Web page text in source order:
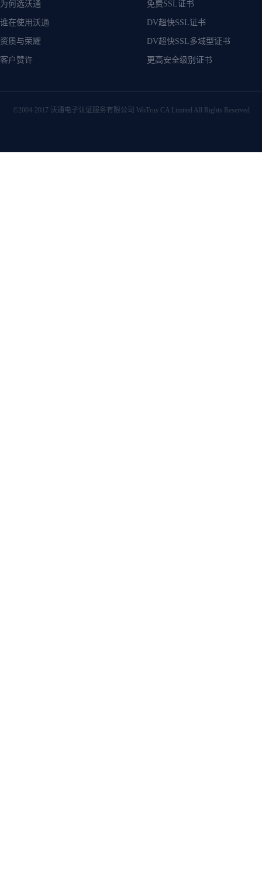
为何选沃通
谁在使用沃通
资质与荣耀
客户赞许
免费SSL证书
DV超快SSL证书
DV超快SSL多域型证书
更高安全级别证书
©2004-2017 沃通电子认证服务有限公司 WoTrus CA Limited All Rights Reserved